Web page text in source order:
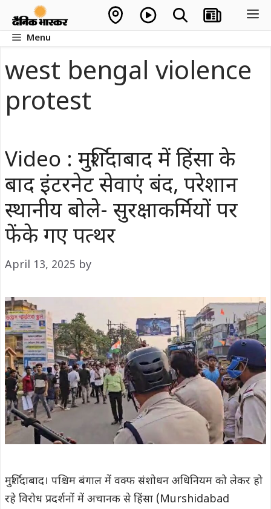
contentMenu
west bengal violence
protest
Video : मुर्शिदाबाद में हिंसा के
बाद इंटरनेट सेवाएं बंद, परेशान
स्थानीय बोले- सुरक्षाकर्मियों पर
फेंके गए पत्थर
April 13, 2025 by
मुर्शिदाबाद। पश्चिम बंगाल में वक्फ संशोधन अधिनियम को लेकर हो
रहे विरोध प्रदर्शनों में अचानक से हिंसा (Murshidabad